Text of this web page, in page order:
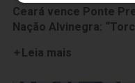
Ceará vence Ponte
Nação Alvinegra:
Leia mais